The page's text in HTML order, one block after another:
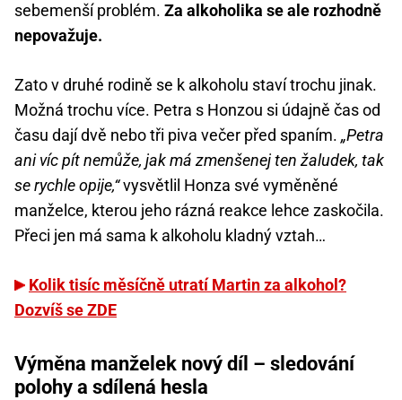
sebemenší problém. Za alkoholika se ale rozhodně
nepovažuje.
Zato v druhé rodině se k alkoholu staví trochu jinak.
Možná trochu více. Petra s Honzou si údajně čas od
času dají dvě nebo tři piva večer před spaním. „Petra
ani víc pít nemůže, jak má zmenšenej ten žaludek, tak
se rychle opije,“vysvětlil Honza své vyměněné
manželce, kterou jeho rázná reakce lehce zaskočila.
Přeci jen má sama k alkoholu kladný vztah…
Kolik tisíc měsíčně utratí Martin za alkohol?
Dozvíš se ZDE
Výměna manželek nový díl – sledování
polohy a sdílená hesla